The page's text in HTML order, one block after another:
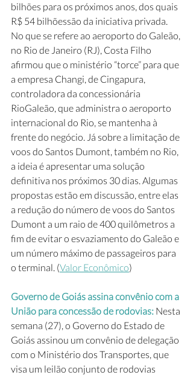
bilhões para os próximos anos, dos quais
R$ 54 bilhõessão da iniciativa privada.
No que se refere ao aeroporto do Galeão,
no Rio de Janeiro (RJ), Costa Filho
afirmou que o ministério “torce” para que
a empresa Changi, de Cingapura,
controladora da concessionária
RioGaleão, que administra o aeroporto
internacional do Rio, se mantenha à
frente do negócio. Já sobre a limitação de
voos do Santos Dumont, também no Rio,
a ideia é apresentar uma solução
definitiva nos próximos 30 dias. Algumas
propostas estão em discussão, entre elas
a redução do número de voos do Santos
Dumont a um raio de 400 quilômetros a
fim de evitar o esvaziamento do Galeão e
um número máximo de passageiros para
o terminal. (Valor Econômico)
Governo de Goiás assina convênio com a
União para concessão de rodovias: Nesta
semana (27), o Governo do Estado de
Goiás assinou um convênio de delegação
com o Ministério dos Transportes, que
visa um leilão conjunto de rodovias